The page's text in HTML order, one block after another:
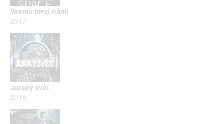
Vesmír mezi námi
2017
Jurský svět
2015